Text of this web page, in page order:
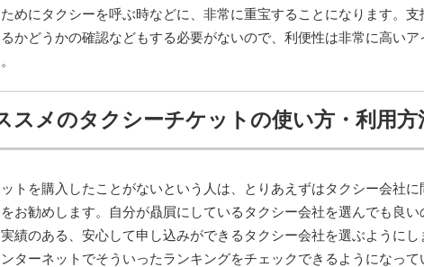
めにタクシーを呼ぶ時などに、非常に重宝することになります。支
かどうかの確認などもする必要がないので、利便性は非常に高いア
スメのタクシーチケットの使い方・利用方
トを購入したことがないという人は、とりあえずはタクシー会社に
お勧めします。自分が贔屓にしているタクシー会社を選んでも良い
績のある、安心して申し込みができるタクシー会社を選ぶようにし
ターネットでそういったランキングをチェックできるようになって